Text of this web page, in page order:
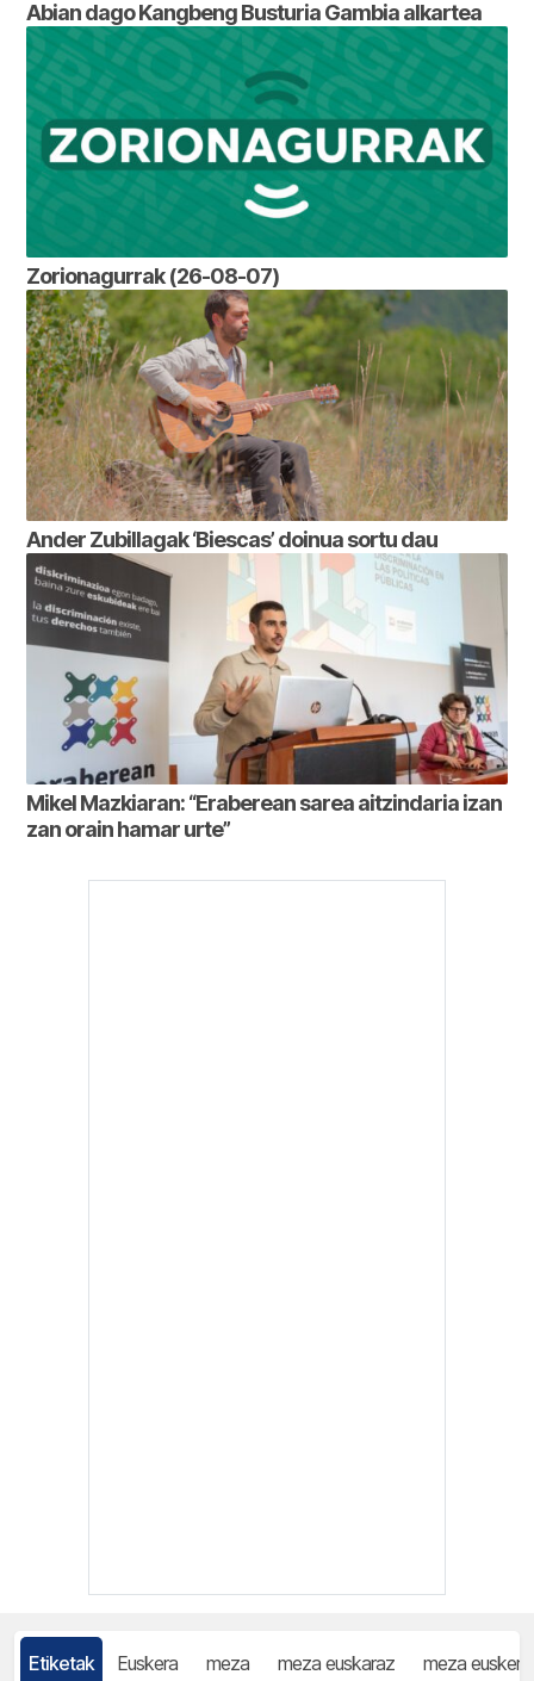
Abian dago Kangbeng Busturia Gambia alkartea
Zorionagurrak (26-08-07)
Ander Zubillagak ‘Biescas’ doinua sortu dau
Mikel Mazkiaran: “Eraberean sarea aitzindaria izan
zan orain hamar urte”
Etiketak Euskera meza meza euskaraz meza